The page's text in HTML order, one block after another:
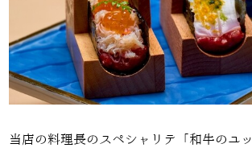
当店の料理長のスペシャリテ「和牛のユ